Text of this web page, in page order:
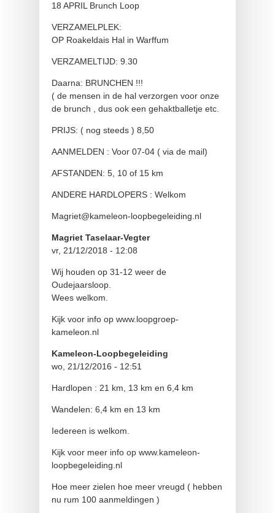
18 APRIL Brunch Loop
VERZAMELPLEK:
OP Roakeldais Hal in Warffum
VERZAMELTIJD: 9.30
Daarna: BRUNCHEN !!!
( de mensen in de hal verzorgen voor onze
de brunch , dus ook een gehaktballetje etc.
PRIJS: ( nog steeds ) 8,50
AANMELDEN : Voor 07-04 ( via de mail)
AFSTANDEN: 5, 10 of 15 km
ANDERE HARDLOPERS : Welkom
Magriet@kameleon-loopbegeleiding.nl
Magriet Taselaar-Vegter
vr, 21/12/2018 - 12:08
Wij houden op 31-12 weer de
Oudejaarsloop.
Wees welkom.
Kijk voor info op www.loopgroep-
kameleon.nl
Kameleon-Loopbegeleiding
wo, 21/12/2016 - 12:51
Hardlopen : 21 km, 13 km en 6,4 km
Wandelen: 6,4 km en 13 km
Iedereen is welkom.
Kijk voor meer info op www.kameleon-
loopbegeleiding.nl
Hoe meer zielen hoe meer vreugd ( hebben
nu rum 100 aanmeldingen )